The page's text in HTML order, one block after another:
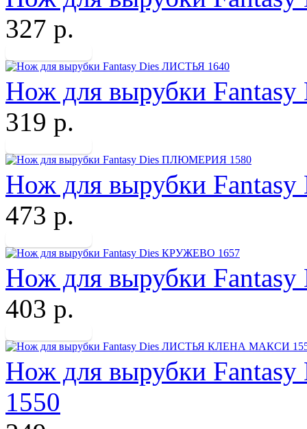
327 р.
Нож для вырубки
319 р.
Нож для вырубки
473 р.
Нож для вырубки
403 р.
Нож для вырубки
1550